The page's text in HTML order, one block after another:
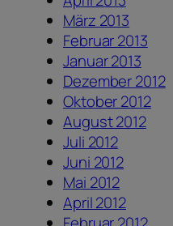
März 2013
Februar 2013
Januar 2013
Dezember 2012
Oktober 2012
August 2012
Juli 2012
Juni 2012
Mai 2012
April 2012